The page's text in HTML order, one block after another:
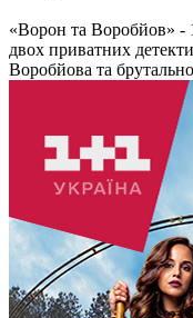
«Ворон та Воробйов» -
двох приватних
Воробйова та